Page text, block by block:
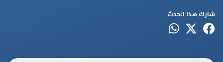
شارك هذا الحدث